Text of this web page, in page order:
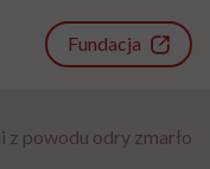
Fundacja
z powodu odry zmarło